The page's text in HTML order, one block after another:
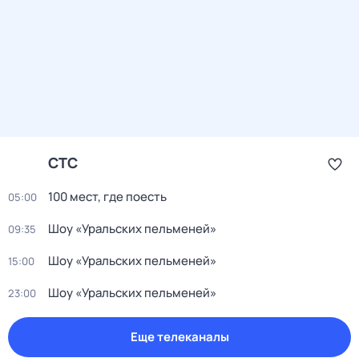
СТС
05:00 100 мест, где поесть
09:35 Шоу «Уральских пельменей»
15:00 Шоу «Уральских пельменей»
23:00 Шоу «Уральских пельменей»
Еще телеканалы